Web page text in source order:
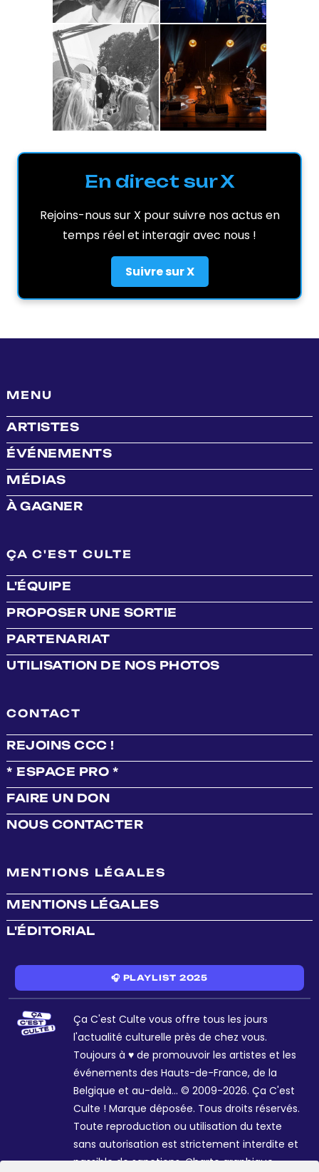
En direct sur X
Rejoins-nous sur X pour suivre nos actus en
temps réel et interagir avec nous !
Suivre sur X
MENU
ARTISTES
ÉVÉNEMENTS
MÉDIAS
À GAGNER
ÇA C'EST CULTE
L'ÉQUIPE
PROPOSER UNE SORTIE
PARTENARIAT
UTILISATION DE NOS PHOTOS
CONTACT
REJOINS CCC !
* ESPACE PRO *
FAIRE UN DON
NOUS CONTACTER
MENTIONS LÉGALES
MENTIONS LÉGALES
L'ÉDITORIAL
🎧 PLAYLIST 2025
Ça C'est Culte vous offre tous les jours
l'actualité culturelle près de chez vous.
Toujours à ♥ de promouvoir les artistes et les
événements des Hauts-de-France, de la
Belgique et au-delà... © 2009-2026. Ça C'est
Culte ! Marque déposée. Tous droits réservés.
Toute reproduction ou utilisation du texte
sans autorisation est strictement interdite et
passible de sanctions. Charte graphique